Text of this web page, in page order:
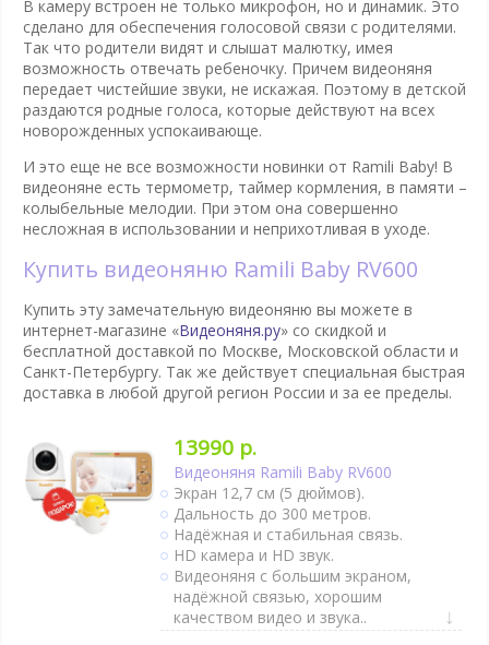
В камеру встроен не только микрофон, но и динамик. Это
сделано для обеспечения голосовой связи с родителями.
Так что родители видят и слышат малютку, имея
возможность отвечать ребеночку. Причем видеоняня
передает чистейшие звуки, не искажая. Поэтому в детской
раздаются родные голоса, которые действуют на всех
новорожденных успокаивающе.
И это еще не все возможности новинки от Ramili Baby! В
видеоняне есть термометр, таймер кормления, в памяти –
колыбельные мелодии. При этом она совершенно
несложная в использовании и неприхотливая в уходе.
Купить видеоняню Ramili Baby RV600
Купить эту замечательную видеоняню вы можете в
интернет-магазине «Видеоняня.ру» со скидкой и
бесплатной доставкой по Москве, Московской области и
Санкт-Петербургу. Так же действует специальная быстрая
доставка в любой другой регион России и за ее пределы.
13990 р.
Видеоняня Ramili Baby RV600
Экран 12,7 см (5 дюймов).
Дальность до 300 метров.
Надёжная и стабильная связь.
HD камера и HD звук.
Видеоняня с большим экраном,
надёжной связью, хорошим
качеством видео и звука..